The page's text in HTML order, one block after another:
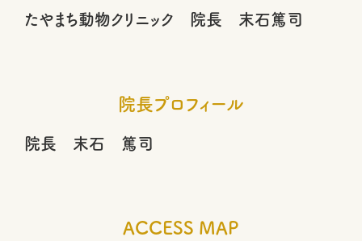
​たやまち動物クリニック 院長 末石篤司
院長プロフィール
院長 末石 篤司
ACCESS MAP